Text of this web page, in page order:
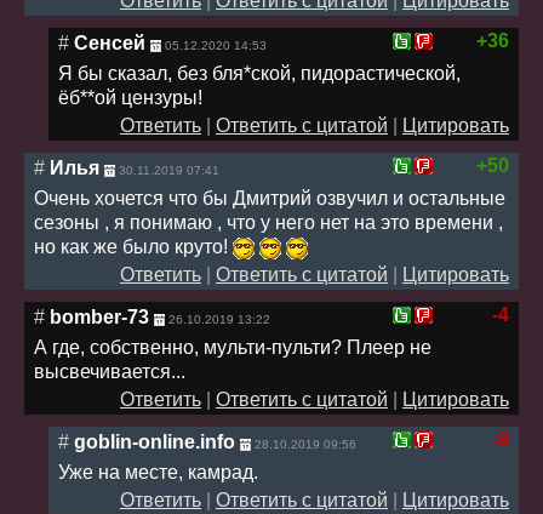
+36
# Сенсей 05.12.2020 14:53
Я бы сказал, без бля*ской, пидорастической,
ёб**ой цензуры!
Ответить
Ответить с цитатой
Цитировать
+50
# Илья 30.11.2019 07:41
Очень хочется что бы Дмитрий озвучил и остальные
сезоны , я понимаю , что у него нет на это времени ,
но как же было круто!
Ответить
Ответить с цитатой
Цитировать
-4
# bomber-73 26.10.2019 13:22
А где, собственно, мульти-пульти? Плеер не
высвечивается...
Ответить
Ответить с цитатой
Цитировать
-8
# goblin-online.info 28.10.2019 09:56
Уже на месте, камрад.
Ответить
Ответить с цитатой
Цитировать